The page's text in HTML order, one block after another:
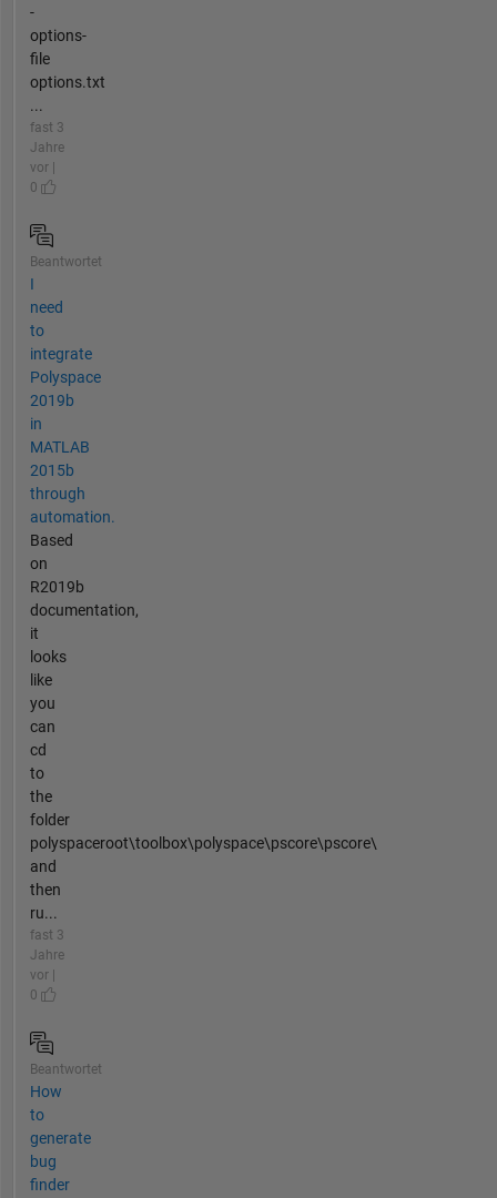
-
options-
file
options.txt
...
fast 3
Jahre
vor |
0
Beantwortet
I
need
to
integrate
Polyspace
2019b
in
MATLAB
2015b
through
automation.
Based
on
R2019b
documentation,
it
looks
like
you
can
cd
to
the
folder
polyspaceroot\toolbox\polyspace\pscore\pscore\
and
then
ru...
fast 3
Jahre
vor |
0
Beantwortet
How
to
generate
bug
finder